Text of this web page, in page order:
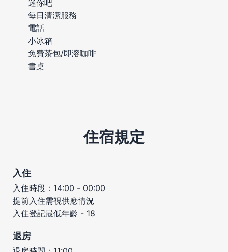
迷你吧
每日清潔服務
電話
小冰箱
免費茶包/即溶咖啡
書桌
住宿規定
入住
入住時段：14:00 - 00:00
提前入住需視供應情況
入住登記最低年齡 - 18
退房